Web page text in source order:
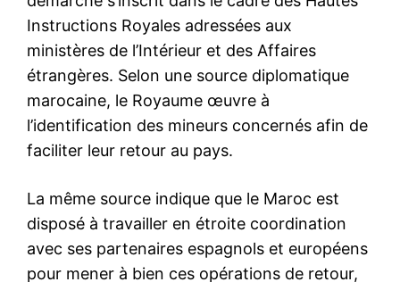
S'ABONNER MAINTENANT